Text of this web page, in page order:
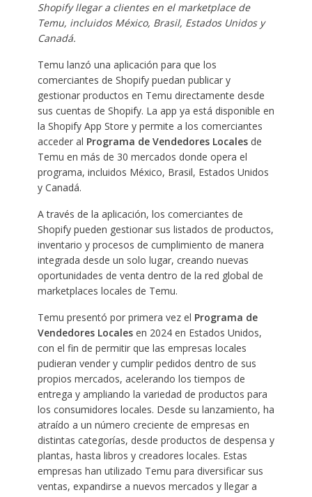
Shopify llegar a clientes en el marketplace de
Temu, incluidos México, Brasil, Estados Unidos y
Canadá.
Temu lanzó una aplicación para que los
comerciantes de Shopify puedan publicar y
gestionar productos en Temu directamente desde
sus cuentas de Shopify. La app ya está disponible en
la Shopify App Store y permite a los comerciantes
acceder al Programa de Vendedores Localesde
Temu en más de 30 mercados donde opera el
programa, incluidos México, Brasil, Estados Unidos
y Canadá.
A través de la aplicación, los comerciantes de
Shopify pueden gestionar sus listados de productos,
inventario y procesos de cumplimiento de manera
integrada desde un solo lugar, creando nuevas
oportunidades de venta dentro de la red global de
marketplaces locales de Temu.
Temu presentó por primera vez el Programa de
Vendedores Localesen 2024 en Estados Unidos,
con el fin de permitir que las empresas locales
pudieran vender y cumplir pedidos dentro de sus
propios mercados, acelerando los tiempos de
entrega y ampliando la variedad de productos para
los consumidores locales. Desde su lanzamiento, ha
atraído a un número creciente de empresas en
distintas categorías, desde productos de despensa y
plantas, hasta libros y creadores locales. Estas
empresas han utilizado Temu para diversificar sus
ventas, expandirse a nuevos mercados y llegar a